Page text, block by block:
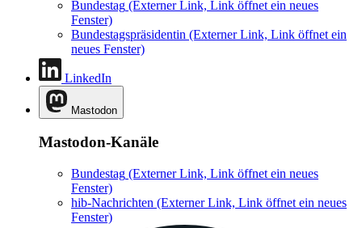
Bundestag (Externer Link, Link öffnet ein neues
Fenster)
Bundestagspräsidentin (Externer Link, Link öffnet ein
neues Fenster)
LinkedIn
Mastodon
Mastodon-Kanäle
Bundestag (Externer Link, Link öffnet ein neues
Fenster)
hib-Nachrichten (Externer Link, Link öffnet ein neues
Fenster)